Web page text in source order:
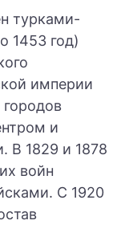
турками-
1453 год)
империи
и
В 1829 и 1878
войн
С 1920